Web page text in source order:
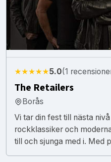
★★★★★5.0(1
The Retailers
Borås
Vi tar din fest till nästa
rockklassiker och
till och sjunga med i. Med